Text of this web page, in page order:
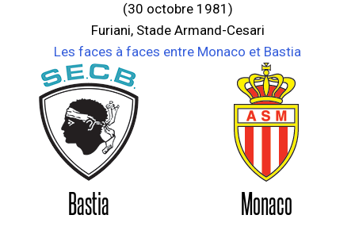
(30 octobre 1981)
Furiani, Stade Armand-Cesari
Les faces à faces entre Monaco et Bastia
Bastia Monaco